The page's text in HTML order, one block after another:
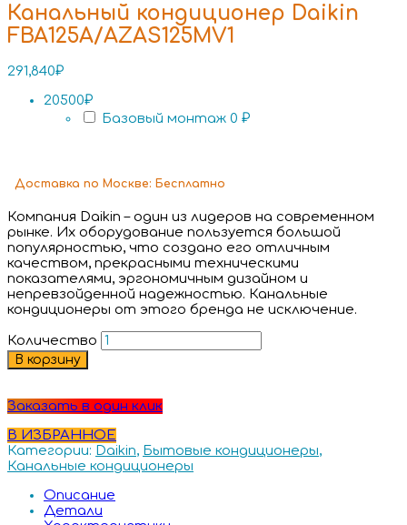
Канальный кондиционер Daikin
FBA125A/AZAS125MV1
291,840₽
20500₽
Базовый монтаж 0 ₽
Доставка по Москве: Бесплатно
Компания Daikin – один из лидеров на современном
рынке. Их оборудование пользуется большой
популярностью, что создано его отличным
качеством, прекрасными техническими
показателями, эргономичным дизайном и
непревзойденной надежностью. Канальные
кондиционеры от этого бренда не исключение.
Количество
В корзину
Заказать в один клик
В ИЗБРАННОЕ
Категории: Daikin, Бытовые кондиционеры,
Канальные кондиционеры
Описание
Детали